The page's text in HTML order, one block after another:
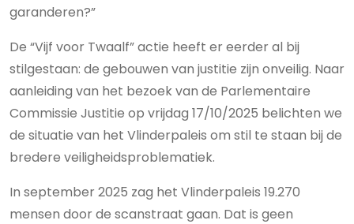
garanderen?”
De “Vijf voor Twaalf” actie heeft er eerder al bij
stilgestaan: de gebouwen van justitie zijn onveilig. Naar
aanleiding van het bezoek van de Parlementaire
Commissie Justitie op vrijdag 17/10/2025 belichten we
de situatie van het Vlinderpaleis om stil te staan bij de
bredere veiligheidsproblematiek.
In september 2025 zag het Vlinderpaleis 19.270
mensen door de scanstraat gaan. Dat is geen